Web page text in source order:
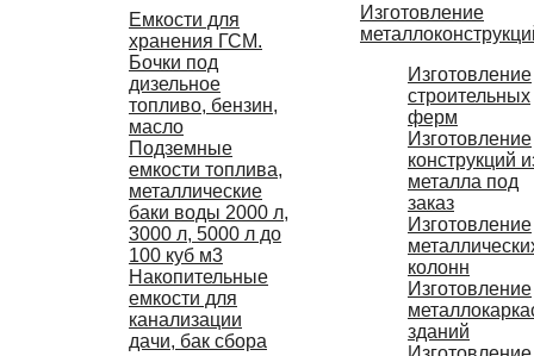
Емкости для
хранения ГСМ.
Бочки под
дизельное
топливо, бензин,
масло
Подземные
емкости топлива,
металлические
баки воды 2000 л,
3000 л, 5000 л до
100 куб м3
Накопительные
емкости для
канализации
дачи, бак сбора
Изготовление
Изготовление
строительных
ферм
Изготовление
конструкций
металла под
заказ
Изготовление
колонн
Изготовление
зданий